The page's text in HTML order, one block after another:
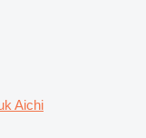
Aichi